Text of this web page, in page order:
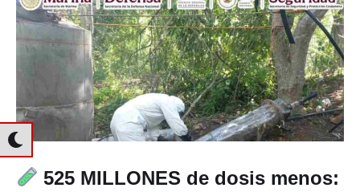
525 MILLONES de dosis menos: